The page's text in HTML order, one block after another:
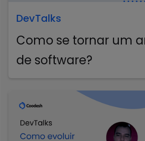
DevTalks
Como se tornar um
de software?